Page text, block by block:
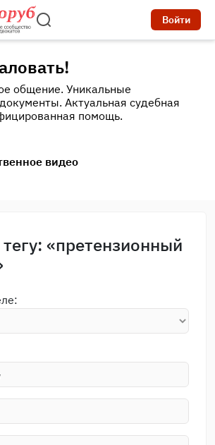
Войти
общение. Уникальные
Актуальная судебная
помощь.
видео
«претензионный